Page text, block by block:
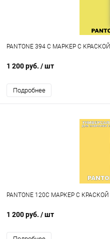
PANTONE 394 C МАРКЕР С КРАСКОЙ
1 200 руб. / шт
Подробнее
PANTONE 120C МАРКЕР С КРАСКОЙ
1 200 руб. / шт